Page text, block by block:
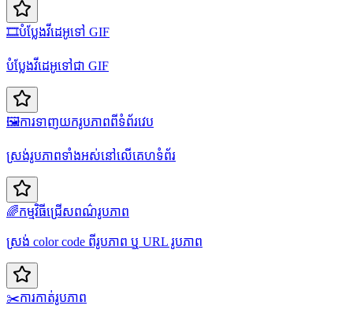
🎞️បំប្លែងវីដេអូទៅ GIF
បំប្លែងវីដេអូទៅជា GIF
🖼️ការទាញយករូបភាពពីទំព័រវេប
ស្រង់រូបភាពទាំងអស់នៅលើគេហទំព័រ
🌈កម្មវិធីជ្រើសពណ៌រូបភាព
ស្រង់ color code ពីរូបភាព ឬ URL រូបភាព
✂️ការកាត់រូបភាព